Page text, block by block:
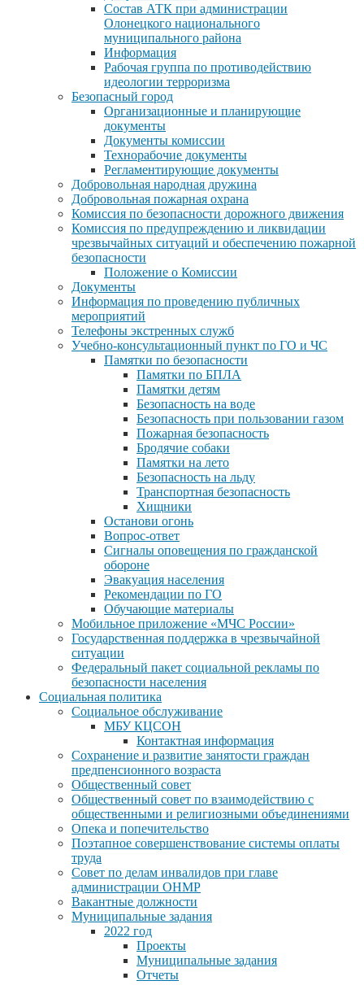
Состав АТК при администрации
Олонецкого национального
муниципального района
Информация
Рабочая группа по противодействию
идеологии терроризма
Безопасный город
Организационные и планирующие
документы
Документы комиссии
Технорабочие документы
Регламентирующие документы
Добровольная народная дружина
Добровольная пожарная охрана
Комиссия по безопасности дорожного движения
Комиссия по предупреждению и ликвидации
чрезвычайных ситуаций и обеспечению пожарной
безопасности
Положение о Комиссии
Документы
Информация по проведению публичных
мероприятий
Телефоны экстренных служб
Учебно-консультационный пункт по ГО и ЧС
Памятки по безопасности
Памятки по БПЛА
Памятки детям
Безопасность на воде
Безопасность при пользовании газом
Пожарная безопасность
Бродячие собаки
Памятки на лето
Безопасность на льду
Транспортная безопасность
Хищники
Останови огонь
Вопрос-ответ
Сигналы оповещения по гражданской
обороне
Эвакуация населения
Рекомендации по ГО
Обучающие материалы
Мобильное приложение «МЧС России»
Государственная поддержка в чрезвычайной
ситуации
Федеральный пакет социальной рекламы по
безопасности населения
Социальная политика
Социальное обслуживание
МБУ КЦСОН
Контактная информация
Сохранение и развитие занятости граждан
предпенсионного возраста
Общественный совет
Общественный совет по взаимодействию с
общественными и религиозными объединениями
Опека и попечительство
Поэтапное совершенствование системы оплаты
труда
Совет по делам инвалидов при главе
администрации ОНМР
Вакантные должности
Муниципальные задания
2022 год
Проекты
Муниципальные задания
Отчеты